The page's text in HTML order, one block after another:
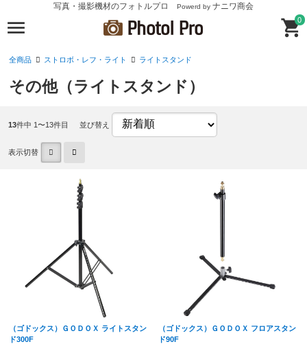
写真・撮影機材のフォトルプロ Powerd by ナニワ商会
0
全商品 ストロボ・レフ・ライト ライトスタンド
その他（ライトスタンド）
13件中 1〜13件目 並び替え
表示切替
（ゴドックス）ＧＯＤＯＸ ライトスタン
ド300F
（ゴドックス）ＧＯＤＯＸ フロアスタン
ド90F